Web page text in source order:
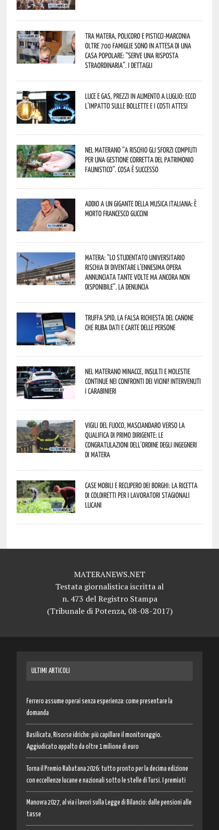
Tra Matera, Policoro e Pisticci-Marconia
oltre 700 famiglie sono in attesa di una
casa popolare: “serve una risposta
straordinaria”. I dettagli
Luce e gas, prezzi in aumento a luglio: ecco
l’impatto sulle bollette e i costi attesi
Nel materano “a rischio gli sforzi compiuti
per una gestione corretta del patrimonio
faunistico”. Cosa è successo
Addio a un gigante della musica italiana: è
morto Francesco Guccini
Matera: “Lo studentato universitario
rischia di diventare l’ennesima opera
annunciata tante volte ma ancora non
disponibile”. La denuncia
Truffa Spid, la falsa richiesta del canone
che ruba dati e carte delle persone
Nel materano minacce, insulti e molestie
continue nei confronti dei vicini! Intervenuti
i Carabinieri
Vigili del Fuoco, Masciandaro verso la
qualifica di Primo Dirigente: le
congratulazioni dell’Ordine degli Ingegneri
di Matera
Case mobili e recupero dei borghi: la ricetta
di Coldiretti per i lavoratori stagionali
lucani
MATERANEWS.NET
Testata giornalistica iscritta al
n. 473 del Registro Stampa
(Tribunale di Potenza, 08-08-2017)
ULTIMI ARTICOLI
Ferrero assume operai senza esperienza: come presentare la
domanda
Basilicata, Risorse idriche: più capillare il monitoraggio.
Aggiudicato appalto da oltre 1 milione di euro
Torna il Premio Rabatana 2026: tutto pronto per la decima edizione
con eccellenze lucane e nazionali sotto le stelle di Tursi. I premiati
Manovra 2027, al via i lavori sulla Legge di Bilancio: dalle pensioni alle
tasse